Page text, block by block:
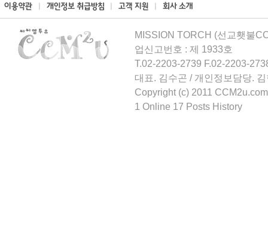
MISSION TORCH (선교횃불
업신고번호 : 제 1933호
T.02-2203-2739 F.02-2203-
대표. 김수곤 / 개인정보담당.
Copyright (c) 2011
1 Online 17 Posts History